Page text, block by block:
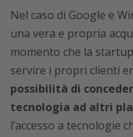
Nel caso di Google e
una vera e propria
momento che la
servire i propri clienti
possibilità di
tecnologia ad altri
l’accesso a tecnologie